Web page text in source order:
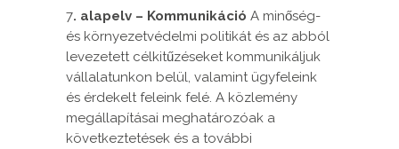
7. alapelv – Kommunikáció A minőség-
és környezetvédelmi politikát és az abból
levezetett célkitűzéseket kommunikáljuk
vállalatunkon belül, valamint ügyfeleink
és érdekelt feleink felé. A közlemény
megállapításai meghatározóak a
következtetések és a további